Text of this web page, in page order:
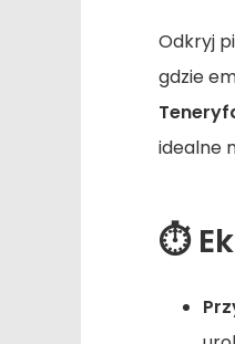
Odkryj
gdzie
idealne
⏱️